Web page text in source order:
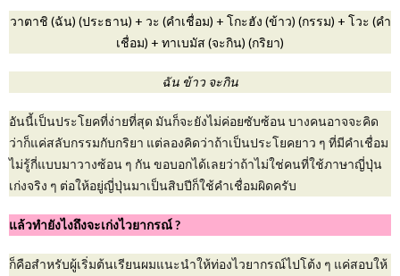
วาตาชิ (ฉัน) (ประธาน) + วะ (คำเชื่อม) + โกะฮัง (ข้าว) (กรรม) + โวะ (คำ
เชื่อม) + ทาเบมัส (จะกิน) (กริยา)
ฉัน ข้าว จะกิน
อันนี้เป็นประโยคที่ง่ายที่สุด มันก็จะยังไม่ค่อยซับซ้อน บางคนอาจจะคิด
ว่าก็แค่สลับกรรมกับกริยา แต่ลองคิดว่าถ้าเป็นประโยคยาว ๆ ที่มีคำเชื่อม
ไม่รู้กี่แบบมาวางซ้อน ๆ กัน ขอบอกได้เลยว่าถ้าไม่ใช่คนที่ใช้ภาษาญี่ปุ่น
เก่งจริง ๆ ต่อให้อยู่ญี่ปุ่นมาเป็นสิบปีก็ใช้คำเชื่อมผิดครับ
แล้วทำยังไงถึงจะเก่งไวยากรณ์ ?
ก็คือสำหรับผู้เริ่มต้นเรียนผมแนะนำให้ท่องไวยากรณ์ไปโต้ง ๆ แค่สอบให้